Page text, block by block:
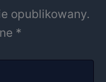
opublikowany.
*